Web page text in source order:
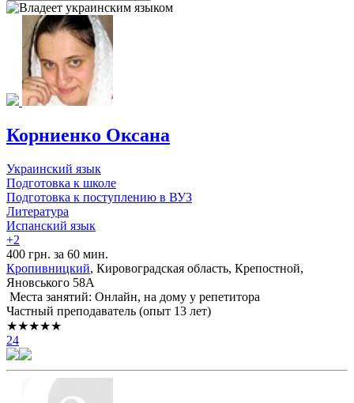
Корниенко Оксана
Украинский язык
Подготовка к школе
Подготовка к поступлению в ВУЗ
Литература
Испанский язык
+2
400 грн. за 60 мин.
Кропивницкий, Кировоградская область, Крепостной,
Яновського 58А
Места занятий: Онлайн, на дому у репетитора
Частный преподаватель (опыт 13 лет)
★★★★★
24